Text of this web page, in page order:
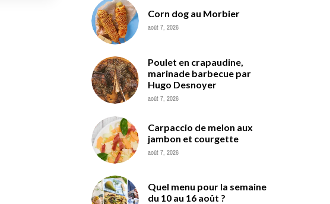
Corn dog au Morbier
août 7, 2026
Poulet en crapaudine,
marinade barbecue par
Hugo Desnoyer
août 7, 2026
Carpaccio de melon aux
jambon et courgette
août 7, 2026
Quel menu pour la semaine
du 10 au 16 août ?